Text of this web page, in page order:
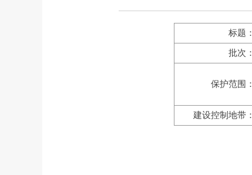
标题：
批次：
保护范围：
建设控制地带：